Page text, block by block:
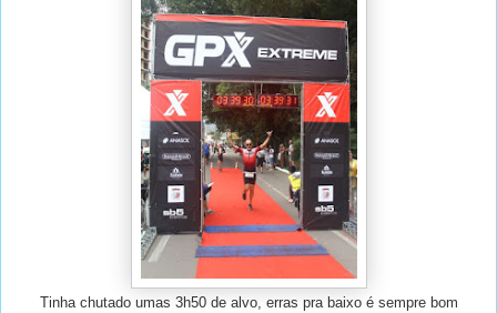
Tinha chutado umas 3h50 de alvo, erras pra baixo é sempre bom